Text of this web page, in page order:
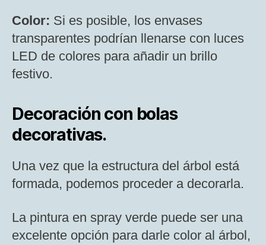
Color: Si es posible, los envases
transparentes podrían llenarse con luces
LED de colores para añadir un brillo
festivo.
Decoración con bolas
decorativas.
Una vez que la estructura del árbol está
formada, podemos proceder a decorarla.
La pintura en spray verde puede ser una
excelente opción para darle color al árbol,